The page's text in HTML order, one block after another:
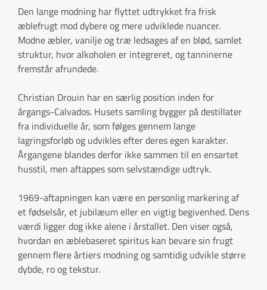
Den lange modning har flyttet udtrykket fra frisk
æblefrugt mod dybere og mere udviklede nuancer.
Modne æbler, vanilje og træ ledsages af en blød, samlet
struktur, hvor alkoholen er integreret, og tanninerne
fremstår afrundede.
Christian Drouin har en særlig position inden for
årgangs-Calvados. Husets samling bygger på destillater
fra individuelle år, som følges gennem lange
lagringsforløb og udvikles efter deres egen karakter.
Årgangene blandes derfor ikke sammen til en ensartet
husstil, men aftappes som selvstændige udtryk.
1969-aftapningen kan være en personlig markering af
et fødselsår, et jubilæum eller en vigtig begivenhed. Dens
værdi ligger dog ikke alene i årstallet. Den viser også,
hvordan en æblebaseret spiritus kan bevare sin frugt
gennem flere årtiers modning og samtidig udvikle større
dybde, ro og tekstur.